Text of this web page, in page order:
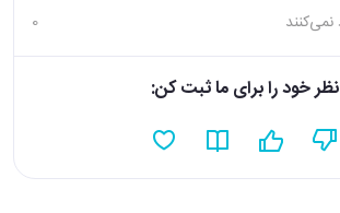
نمی‌کنند 0
نظر خود را برای ما ثبت کن: